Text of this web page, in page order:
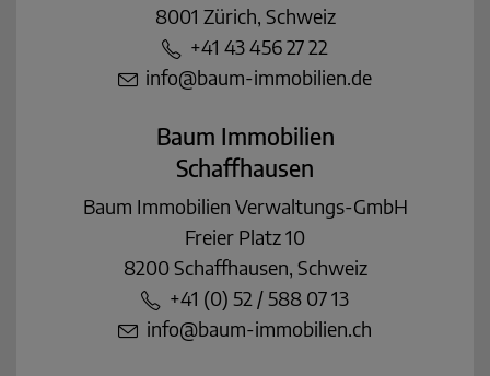
8001 Zürich, Schweiz
+41 43 456 27 22
info@baum-immobilien.de
Baum Immobilien
Schaffhausen
Baum Immobilien Verwaltungs-GmbH
Freier Platz 10
8200 Schaffhausen, Schweiz
+41 (0) 52 / 588 07 13
info@baum-immobilien.ch